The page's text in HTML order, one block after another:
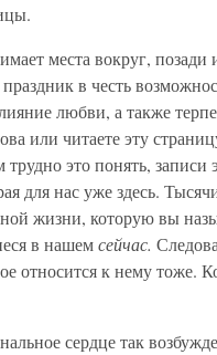
места вокруг,
в честь
любви, а также
или читаете эту
это понять, записи
для нас уже здесь.
жизни, которую вы
в нашемсейчас.
относится к нему тоже.
сердце так